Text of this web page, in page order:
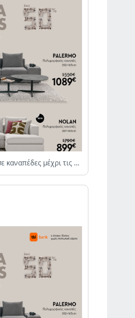
Sofa Days έως -50% σε καναπέδες μέχρι τις 19/10